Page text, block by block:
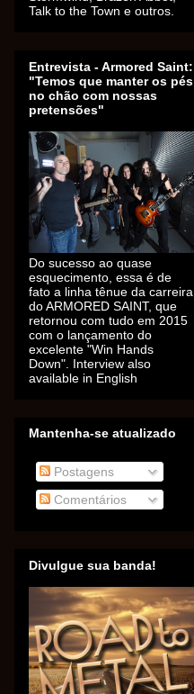
Talk to the Town e outros.
Entrevista - Armored Saint:
"Temos que manter os pés
no chão com nossas
pretensões"
Do sucesso ao quase
esquecimento, essa é de
fato a linha tênue da carreira
do ARMORED SAINT, que
retornou com tudo em 2015
com o lançamento do
excelente "Win Hands
Down". Interview also
available in English
Mantenha-se atualizado
Postagens
Comentários
Divulgue sua banda!